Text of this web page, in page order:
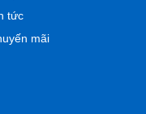
tức
mãi